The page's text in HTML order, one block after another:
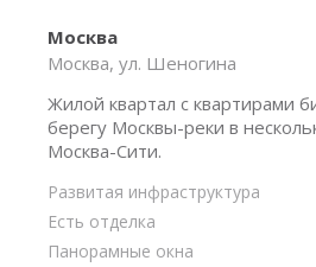
Москва
Москва, ул. Шеногина
Жилой квартал с квартирами
берегу Москвы-реки в
Москва-Сити.
Развитая инфраструктура
Есть отделка
Панорамные окна